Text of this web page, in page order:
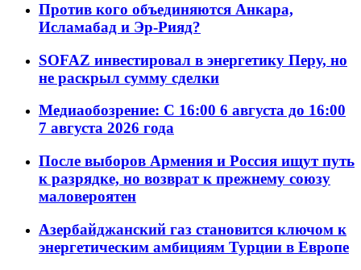
Против кого объединяются Анкара,
Исламабад и Эр-Рияд?
SOFAZ инвестировал в энергетику Перу, но
не раскрыл сумму сделки
Медиаобозрение: С 16:00 6 августа до 16:00
7 августа 2026 года
После выборов Армения и Россия ищут путь
к разрядке, но возврат к прежнему союзу
маловероятен
Азербайджанский газ становится ключом к
энергетическим амбициям Турции в Европе